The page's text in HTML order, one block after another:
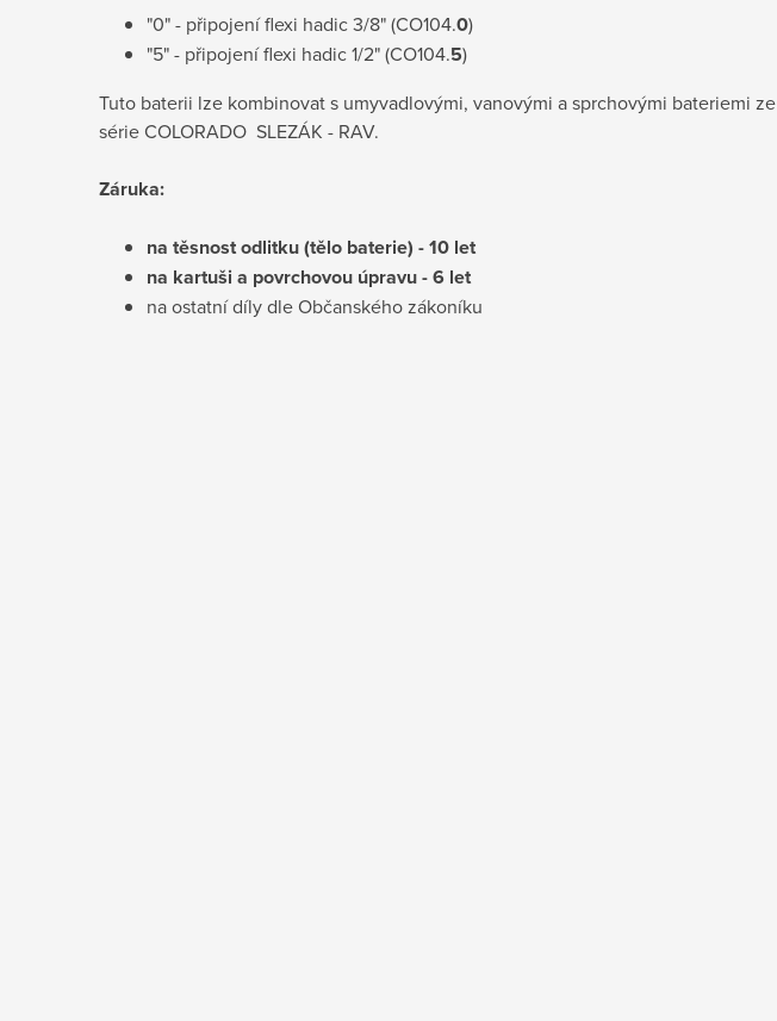
"0" - připojení flexi hadic 3/8" (CO104.0)
"5" - připojení flexi hadic 1/2" (CO104.5)
Tuto baterii lze kombinovat s umyvadlovými, vanovými a sprchovými bateriemi ze
série COLORADO SLEZÁK - RAV.
Záruka:
na těsnost odlitku (tělo baterie) - 10 let
na kartuši a povrchovou úpravu - 6 let
na ostatní díly dle Občanského zákoníku